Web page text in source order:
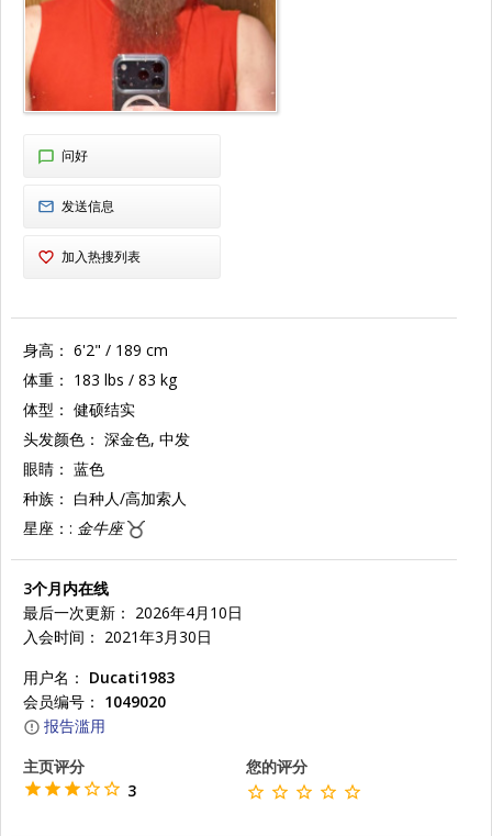
问好
发送信息
加入热搜列表
身高： 6'2" / 189 cm
体重： 183 lbs / 83 kg
体型： 健硕结实
头发颜色： 深金色, 中发
眼睛： 蓝色
种族： 白种人/高加索人
星座：: 金牛座
3个月内在线
最后一次更新： 2026年4月10日
入会时间： 2021年3月30日
用户名： Ducati1983
会员编号： 1049020
报告滥用
主页评分
3
您的评分